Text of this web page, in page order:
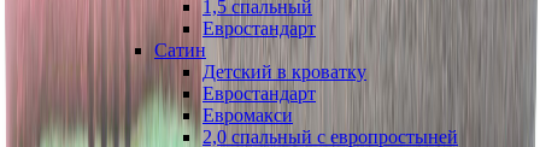
1,5 спальный
Евростандарт
Сатин
Детский в кроватку
Евростандарт
Евромакси
2,0 спальный с европростыней